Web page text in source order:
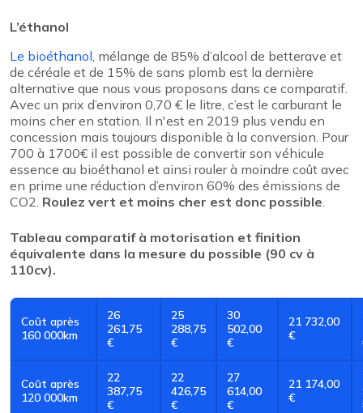
L’éthanol
Le bioéthanol , mélange de 85% d’alcool de betterave et
de céréale et de 15% de sans plomb est la dernière
alternative que nous vous proposons dans ce comparatif.
Avec un prix d’environ 0,70 € le litre, c’est le carburant le
moins cher en station. Il n'est en 2019 plus vendu en
concession mais toujours disponible à la conversion. Pour
700 à 1700€ il est possible de convertir son véhicule
essence au bioéthanol et ainsi rouler à moindre coût avec
en prime une réduction d’environ 60% des émissions de
CO2. Roulez vert et moins cher est donc possible
Tableau comparatif à motorisation et finition
équivalente dans la mesure du possible (90 cv à
110cv).
Coût après
160 000km
26
261,75
€
25
288,75
€
30
502,00
€
21 732,00
€
Coût après
120 000km
22
387,75
€
22
426,75
€
27
614,00
€
21 174,00
€